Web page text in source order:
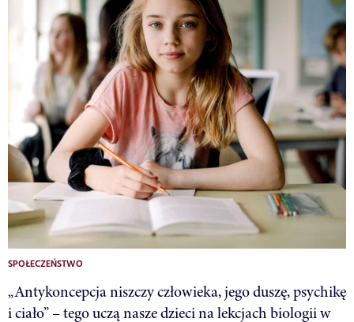
SPOŁECZEŃSTWO
„Antykoncepcja niszczy człowieka, jego duszę, psychikę
i ciało” – tego uczą nasze dzieci na lekcjach biologii w